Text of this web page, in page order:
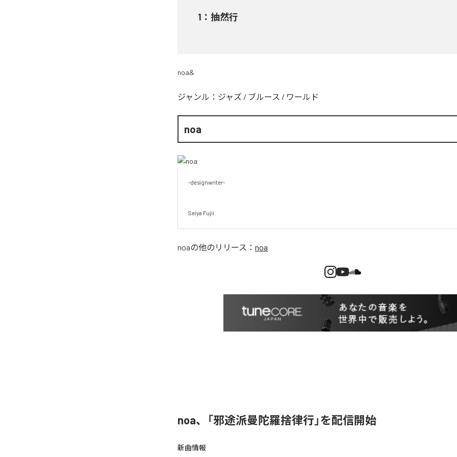
1 ： 抽然行
noa&
ジャンル： ジャズ / ブルース / ワールド
noa
-designwriter-
Seiya Fujii
noaの他のリリース： noa
noa、「邪途派曼陀羅捨律行」を配信開始
新曲情報